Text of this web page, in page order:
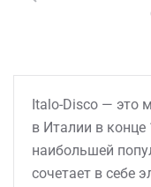
Italo-Disco — это
в Италии в конце
наибольшей
сочетает в себе